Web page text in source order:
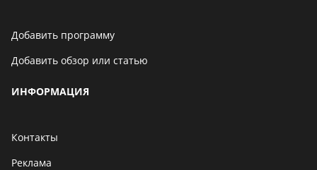
Добавить программу
Добавить обзор или статью
ИНФОРМАЦИЯ
Контакты
Реклама